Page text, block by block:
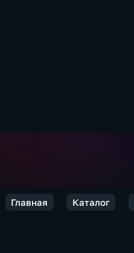
Главная Каталог